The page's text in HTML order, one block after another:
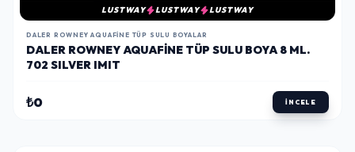
LUSTWAY LUSTWAY LUSTWAY
DALER ROWNEY AQUAFINE TÜP SULU BOYALAR
DALER ROWNEY AQUAFINE TÜP SULU BOYA 8 ML.
702 SILVER IMIT
₺0 İNCELE